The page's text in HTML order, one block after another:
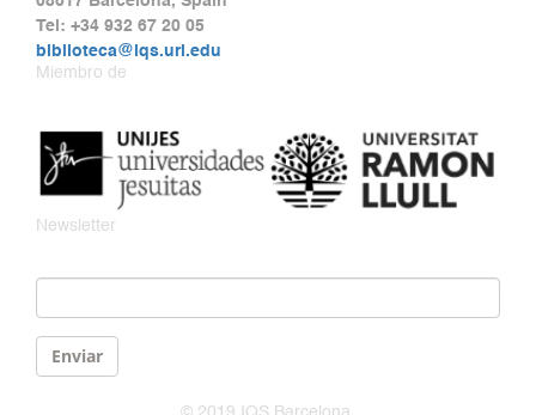
Tel: +34 932 67 20 05
biblioteca@iqs.url.edu
Miembro de
Newsletter
Enviar